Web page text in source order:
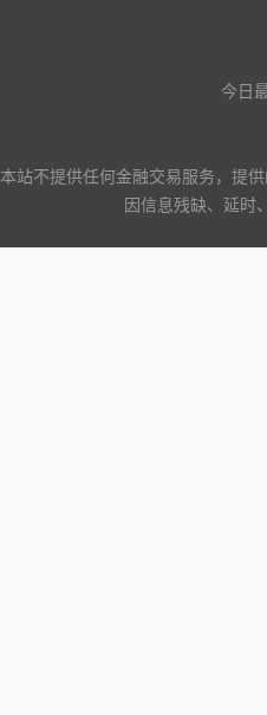
今日
本站不提供任何金融交易服务，提
因信息残缺、延时